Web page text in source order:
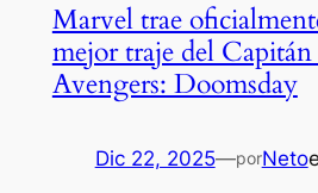
Marvel trae
mejor traje del
Avengers: Doomsday
Dic 22, 2025—porNeto